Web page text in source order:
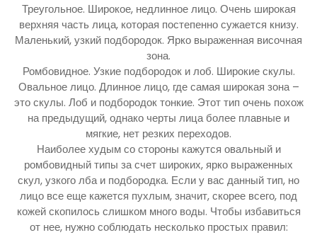
Треугольное. Широкое, недлинное лицо. Очень широкая
верхняя часть лица, которая постепенно сужается книзу.
Маленький, узкий подбородок. Ярко выраженная височная
зона.
Ромбовидное. Узкие подбородок и лоб. Широкие скулы.
Овальное лицо. Длинное лицо, где самая широкая зона –
это скулы. Лоб и подбородок тонкие. Этот тип очень похож
на предыдущий, однако черты лица более плавные и
мягкие, нет резких переходов.
Наиболее худым со стороны кажутся овальный и
ромбовидный типы за счет широких, ярко выраженных
скул, узкого лба и подбородка. Если у вас данный тип, но
лицо все еще кажется пухлым, значит, скорее всего, под
кожей скопилось слишком много воды. Чтобы избавиться
от нее, нужно соблюдать несколько простых правил: